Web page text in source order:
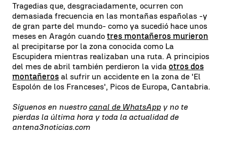
Tragedias que, desgraciadamente, ocurren con
demasiada frecuencia en las montañas españolas -y
de gran parte del mundo- como ya sucedió hace unos
meses en Aragón cuando tres montañeros murieron
al precipitarse por la zona conocida como La
Escupidera mientras realizaban una ruta. A principios
del mes de abril también perdieron la vida otros dos
montañeros al sufrir un accidente en la zona de 'El
Espolón de los Franceses', Picos de Europa, Cantabria.
Síguenos en nuestro canal de WhatsAppy no te
pierdas la última hora y toda la actualidad de
antena3noticias.com